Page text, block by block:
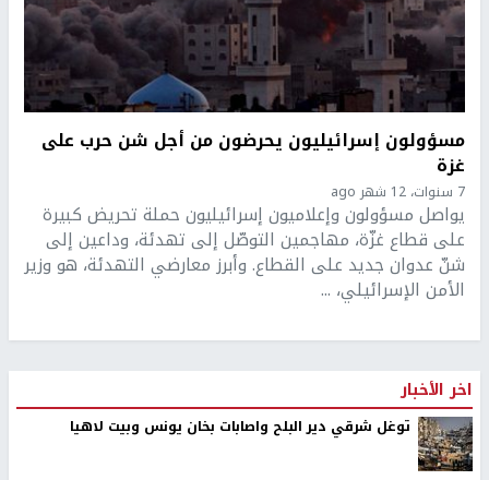
مسؤولون إسرائيليون يحرضون من أجل شن حرب على
غزة
7 سنوات، 12 شهر ago
يواصل مسؤولون وإعلاميون إسرائيليون حملة تحريض كبيرة
على قطاع غزّة، مهاجمين التوصّل إلى تهدئة، وداعين إلى
شنّ عدوان جديد على القطاع. وأبرز معارضي التهدئة، هو وزير
الأمن الإسرائيلي، ...
اخر الأخبار
توغل شرقي دير البلح واصابات بخان يونس وبيت لاهيا